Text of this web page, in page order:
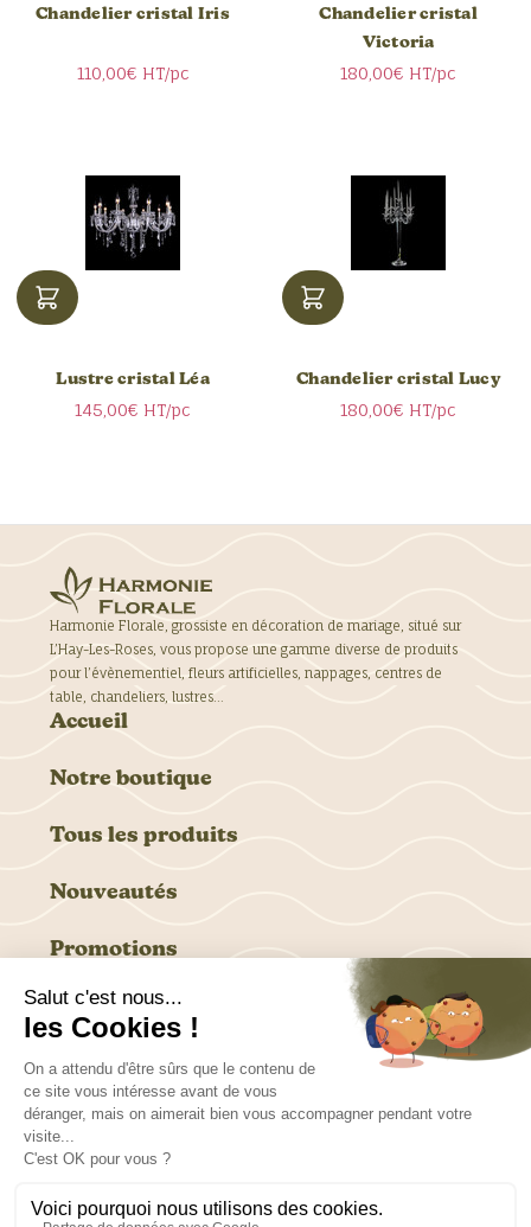
Chandelier cristal Iris
110,00€ HT/pc
Chandelier cristal
Victoria
180,00€ HT/pc
Lustre cristal Léa
145,00€ HT/pc
Chandelier cristal Lucy
180,00€ HT/pc
Harmonie Florale, grossiste en décoration de mariage, situé sur
L’Hay-Les-Roses, vous propose une gamme diverse de produits
pour l’évènementiel, fleurs artificielles, nappages, centres de
table, chandeliers, lustres…
Accueil
Notre boutique
Tous les produits
Nouveautés
Promotions
6 rue des Marronniers, 94240 L’Hay Les Roses
Ouvert du lundi au vendredi, de 9h à 17h
tel. 01 46 87 96 06
info@harmonieflorale.fr
LivraisonCGVMentions Légales